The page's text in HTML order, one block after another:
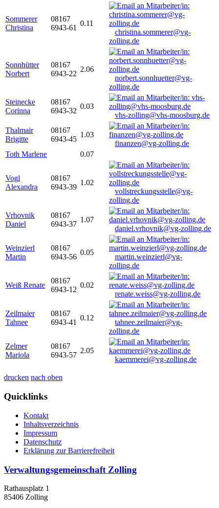
Sommerer
Christina
08167
6943-61
0.11
christina.sommerer@vg-
zolling.de
Sonnhütter
Norbert
08167
6943-22
2.06
norbert.sonnhuetter@vg-
zolling.de
Steinecke
Corinna
08167
6943-32
0.03
vhs-zolling@vhs-moosburg.de
Thalmair
Brigitte
08167
6943-45
1.03
finanzen@vg-zolling.de
Toth Marlene
0.07
Vogl
Alexandra
08167
6943-39
1.02
vollstreckungsstelle@vg-
zolling.de
Vrhovnik
Daniel
08167
6943-37
1.07
daniel.vrhovnik@vg-zolling.de
Weinzierl
Martin
08167
6943-56
0.05
martin.weinzierl@vg-
zolling.de
Weiß Renate
08167
6943-12
0.02
renate.weiss@vg-zolling.de
Zeilmaier
Tahnee
08167
6943-41
0.12
tahnee.zeilmaier@vg-
zolling.de
Zelmer
Mariola
08167
6943-57
2.05
kaemmerei@vg-zolling.de
drucken nach oben
Quicklinks
Kontakt
Inhaltsverzeichnis
Impressum
Datenschutz
Erklärung zur Barrierefreiheit
Verwaltungsgemeinschaft Zolling
Rathausplatz 1
85406 Zolling